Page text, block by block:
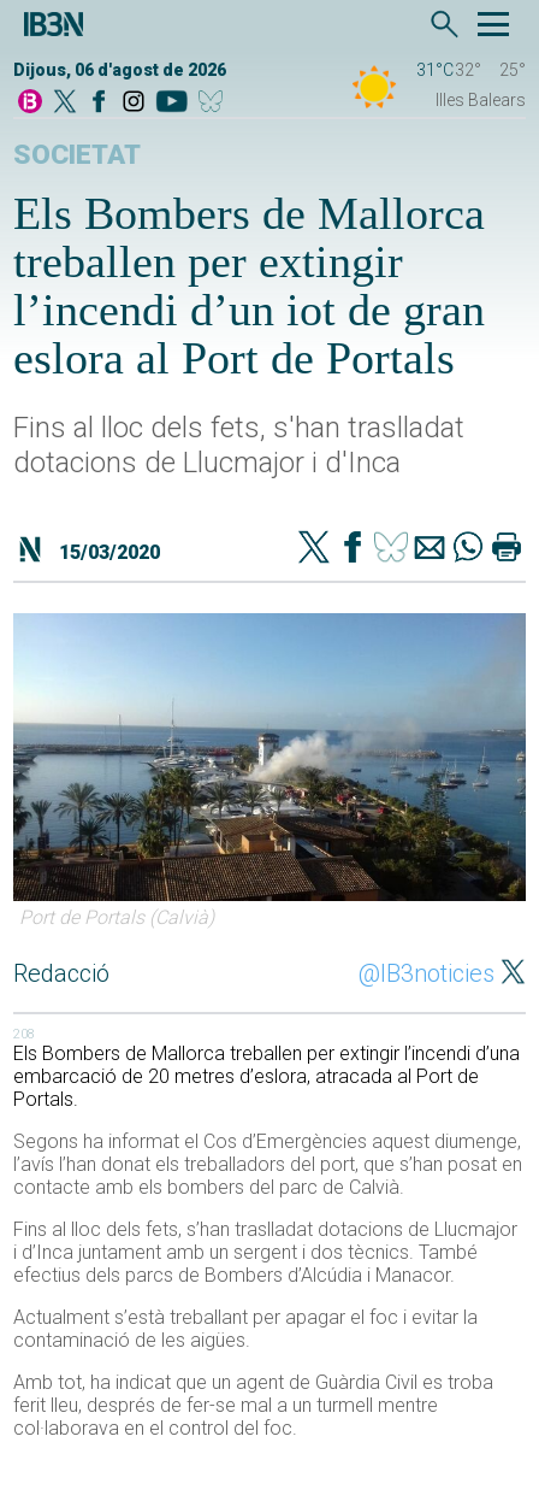
Dijous, 06 d'agost de 2026 31°C32°
25°
Illes Balears
SOCIETAT
Els Bombers de Mallorca
treballen per extingir
l’incendi d’un iot de gran
eslora al Port de Portals
Fins al lloc dels fets, s'han traslladat
dotacions de Llucmajor i d'Inca
15/03/2020
Port de Portals (Calvià)
Redacció @IB3noticies
208
Els Bombers de Mallorca treballen per extingir l’incendi d’una
embarcació de 20 metres d’eslora, atracada al Port de
Portals.
Segons ha informat el Cos d’Emergències aquest diumenge,
l’avís l’han donat els treballadors del port, que s’han posat en
contacte amb els bombers del parc de Calvià.
Fins al lloc dels fets, s’han traslladat dotacions de Llucmajor
i d’Inca juntament amb un sergent i dos tècnics. També
efectius dels parcs de Bombers d’Alcúdia i Manacor.
Actualment s’està treballant per apagar el foc i evitar la
contaminació de les aigües.
Amb tot, ha indicat que un agent de Guàrdia Civil es troba
ferit lleu, després de fer-se mal a un turmell mentre
col·laborava en el control del foc.